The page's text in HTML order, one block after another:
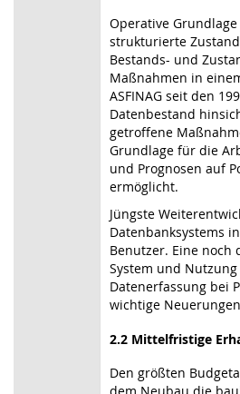
Operative
strukturierte
Bestands- und
Maßnahmen in
ASFINAG seit den
Datenbestand
getroffene
Grundlage für die
und Prognosen auf
ermöglicht.
Jüngste
Datenbanksystems
Benutzer. Eine noch
System und
Datenerfassung bei
wichtige
2.2 Mittelfristige
Den größten